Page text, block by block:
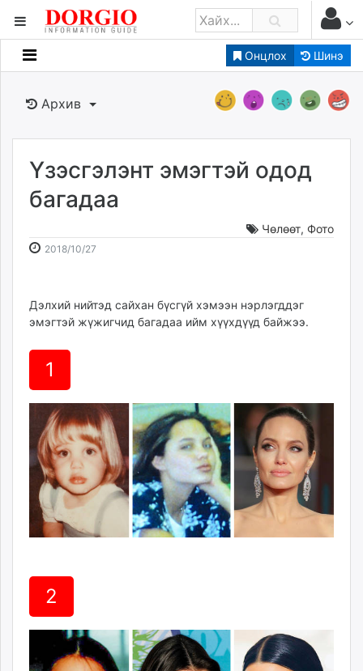
Онцлох Шинэ
Мэдээллийн
Банк санхүү
Бизнес ААН
Төрийн
Gogo.mn
zindaa.mn
tovch.mn
ikon.mn
Livetv.mn
Eguur.mn
24tsag.mn
shuud.mn
eagle.mn
ergelt.mn
zarig.mn
zuv.mn
mminfo.mn
ugluu.mn
urlag.mn
unen.mn
Архив
Үзэсгэлэнт эмэгтэй одод
багадаа
Чөлөөт, Фото
2018/10/27
15:00:06
18:35:16
Дэлхий нийтэд сайхан бүсгүй хэмээн нэрлэгддэг
эмэгтэй жүжигчид багадаа ийм хүүхдүүд байжээ.
1
2